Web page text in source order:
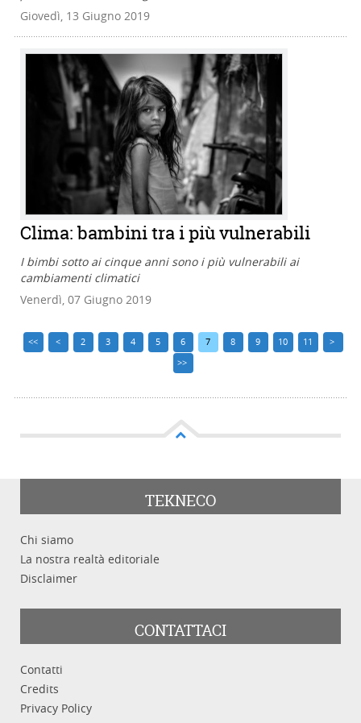
Giovedì, 13 Giugno 2019
Clima: bambini tra i più vulnerabili
I bimbi sotto ai cinque anni sono i più vulnerabili ai
cambiamenti climatici
Venerdì, 07 Giugno 2019
<< < 2 3 4 5 6 7 8 9 10 11
>
>>
TEKNECO
Chi siamo
La nostra realtà editoriale
Disclaimer
CONTATTACI
Contatti
Credits
Privacy Policy